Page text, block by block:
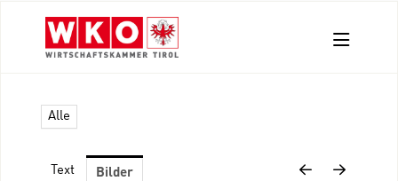
Pressefotos
Kontakt
Alle
Text Bilder